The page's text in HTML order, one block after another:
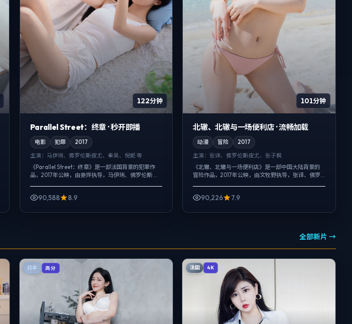
122分钟
Parallel Street：终章 · 秒开即播
电影 犯罪
2017
主演： 马伊琍、佛罗伦斯·皮尤、秦昊、倪妮 等
《Parallel Street：终章》是一部法国背景的犯罪作
品，2017年公映，由娄烨执导，马伊琍、佛罗伦斯·皮
90,588 8.9
101分钟
北辙、北辙与一场便利店 · 流畅加载
动漫 冒险
2017
主演： 张译、佛罗伦斯·皮尤、张子枫
《北辙、北辙与一场便利店》是一部中国大陆背景的
冒险作品，2017年公映，由文牧野执导，张译、佛罗
90,226 7.9
全部新片 →
日本 高分 法国 4K